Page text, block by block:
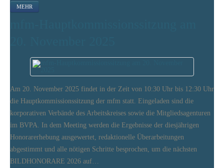
MEHR
Am 20. November 2025 findet in der Zeit von 10:30 Uhr bis 12:30 Uhr
die Hauptkommissionssitzung der mfm statt. Eingeladen sind die
korporativen Verbände des Arbeitskreises sowie die Mitgliedsagenturen
im BVPA. In dem Meeting werden die Ergebnisse der diesjährigen
Honorarerhebung ausgewertet, redaktionelle Überarbeitungen
abgestimmt und alle nötigen Schritte besprochen, um die nächsten
BILDHONORARE 2026 auf…